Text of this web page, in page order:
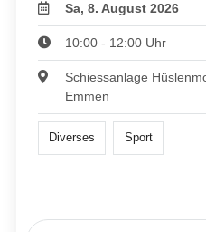
Sa, 8. August 2026
10:00 - 12:00 Uhr
Schiessanlage
Emmen
Diverses Sport